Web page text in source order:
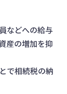
などへの給与
産の増加を抑
で相続税の納